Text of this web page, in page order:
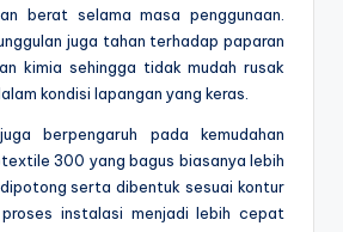
berat selama masa penggunaan.
juga tahan terhadap paparan
kimia sehingga tidak mudah rusak
kondisi lapangan yang keras.
berpengaruh pada kemudahan
300 yang bagus biasanya lebih
serta dibentuk sesuai kontur
proses instalasi menjadi lebih cepat